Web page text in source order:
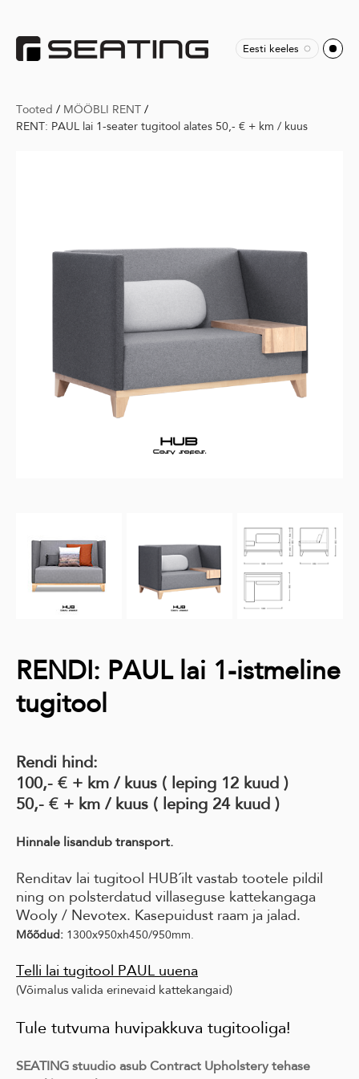
Eesti keeles
Tooted / MÖÖBLI RENT /
RENT: PAUL lai 1-seater tugitool alates 50,- € + km / kuus
RENDI: PAUL lai 1-istmeline
tugitool
Rendi hind:
100,- € + km / kuus ( leping 12 kuud )
50,- € + km / kuus ( leping 24 kuud )
Hinnale lisandub transport.
Renditav lai tugitool HUB´ilt vastab tootele pildil
ning on polsterdatud villaseguse kattekangaga
Wooly / Nevotex. Kasepuidust raam ja jalad.
Mõõdud: 1300x950xh450/950mm.
Telli lai tugitool PAUL uuena
(Võimalus valida erinevaid kattekangaid)
Tule tutvuma huvipakkuva tugitooliga!
SEATING stuudio asub Contract Upholstery tehase